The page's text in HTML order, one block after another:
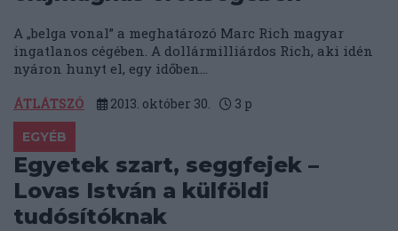
A „belga vonal” a meghatározó Marc Rich magyar
ingatlanos cégében. A dollármilliárdos Rich, aki idén
nyáron hunyt el, egy időben...
ÁTLÁTSZÓ 2013. október 30. 3 p
EGYÉB
Egyetek szart, seggfejek –
Lovas István a külföldi
tudósítóknak